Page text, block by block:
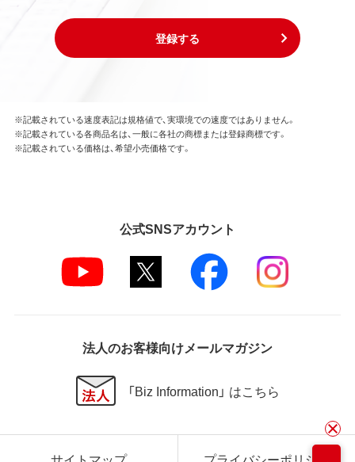
登録する
※記載されている速度表記は規格値で、実環境での速度ではありません。
※記載されている各商品名は、一般に各社の商標または登録商標です。
※記載されている価格は、希望小売価格です。
公式SNSアカウント
法人のお客様向けメールマガジン
「Biz Information」 はこちら